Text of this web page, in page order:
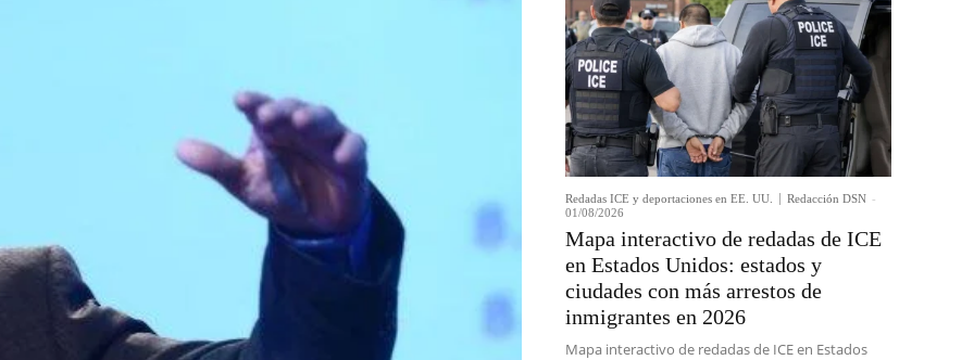
Redadas ICE y deportaciones en EE. UU. Redacción DSN -
01/08/2026
Mapa interactivo de redadas de ICE
en Estados Unidos: estados y
ciudades con más arrestos de
inmigrantes en 2026
Mapa interactivo de redadas de ICE en Estados